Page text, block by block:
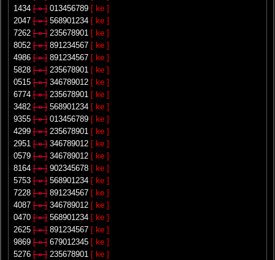
1434 [ » ] 013456789 [ ke ]
2047 [ » ] 568901234 [ ke ]
7262 [ » ] 235678901 [ ke ]
8052 [ » ] 891234567 [ ke ]
4986 [ » ] 891234567 [ ke ]
5828 [ » ] 235678901 [ ke ]
0515 [ » ] 346789012 [ ke ]
6774 [ » ] 235678901 [ ke ]
3482 [ » ] 568901234 [ ke ]
9355 [ » ] 013456789 [ ke ]
4299 [ » ] 235678901 [ ke ]
2951 [ » ] 346789012 [ ke ]
0579 [ » ] 346789012 [ ke ]
8164 [ » ] 902345678 [ ke ]
5753 [ » ] 568901234 [ ke ]
7228 [ » ] 891234567 [ ke ]
4087 [ » ] 346789012 [ ke ]
0470 [ » ] 568901234 [ ke ]
2625 [ » ] 891234567 [ ke ]
9869 [ » ] 679012345 [ ke ]
5276 [ » ] 235678901 [ ke ]